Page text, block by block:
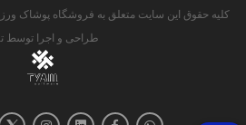
کلیه حقوق این سایت متعلق به فروشگاه پوشاک ورزشی
طراحی و اجرا توسط